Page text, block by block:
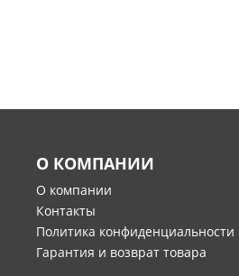
О КОМПАНИИ
О компании
Контакты
Политика конфиденциальности
Гарантия и возврат товара